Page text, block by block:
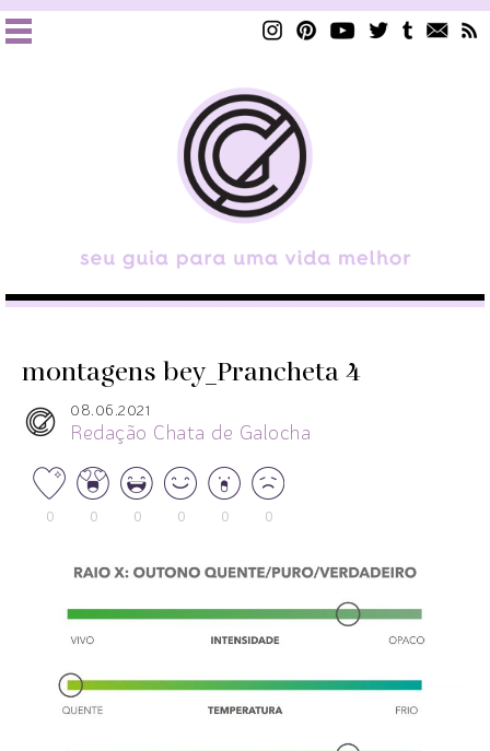
montagens bey_Prancheta 4
08.06.2021
Redação Chata de Galocha
0 0 0 0 0 0